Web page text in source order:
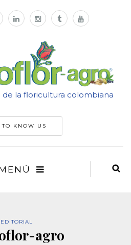
de la floricultura colombiana
TO KNOW US
EDITORIAL
agro